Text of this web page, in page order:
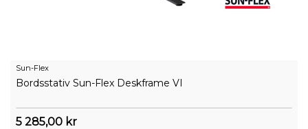
Sun-Flex
Bordsstativ Sun-Flex Deskframe VI
5 285,00 kr